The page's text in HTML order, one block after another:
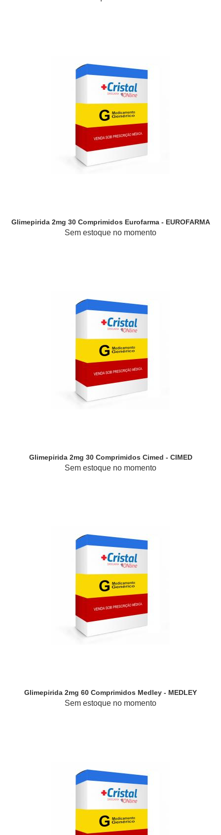
Glimepirida 2mg 30 Comprimidos Eurofarma - EUROFARMA
Sem estoque no momento
Glimepirida 2mg 30 Comprimidos Cimed - CIMED
Sem estoque no momento
Glimepirida 2mg 60 Comprimidos Medley - MEDLEY
Sem estoque no momento